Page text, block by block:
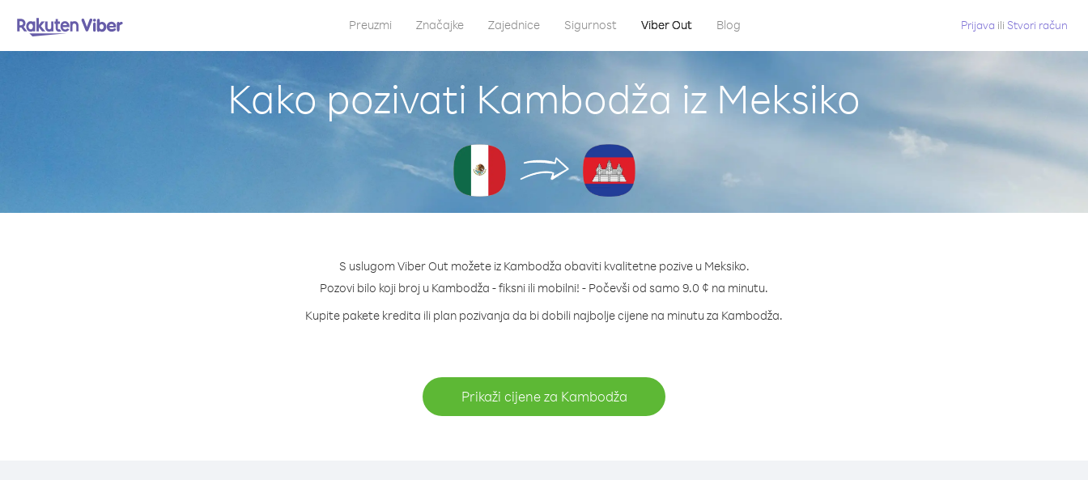
Preuzmi Značajke Zajednice Sigurnost Viber Out Blog Prijava ili Stvori račun
Kako pozivati Kambodža iz Meksiko
S uslugom Viber Out možete iz Kambodža obaviti kvalitetne pozive u Meksiko.
Pozovi bilo koji broj u Kambodža - fiksni ili mobilni! - Počevši od samo 9.0 ¢ na minutu.
Kupite pakete kredita ili plan pozivanja da bi dobili najbolje cijene na minutu za Kambodža.
Prikaži cijene za Kambodža